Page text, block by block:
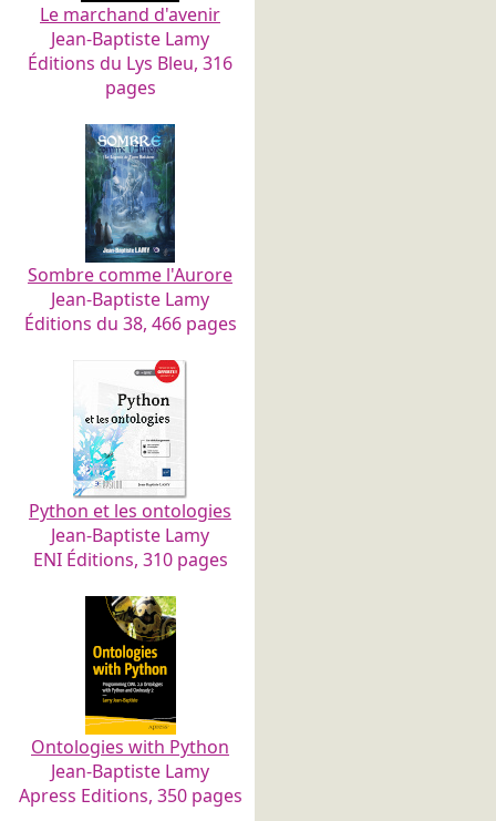
Le marchand d'avenir
Jean-Baptiste Lamy
Éditions du Lys Bleu, 316
pages
Sombre comme l'Aurore
Jean-Baptiste Lamy
Éditions du 38, 466 pages
Python et les ontologies
Jean-Baptiste Lamy
ENI Éditions, 310 pages
Ontologies with Python
Jean-Baptiste Lamy
Apress Editions, 350 pages